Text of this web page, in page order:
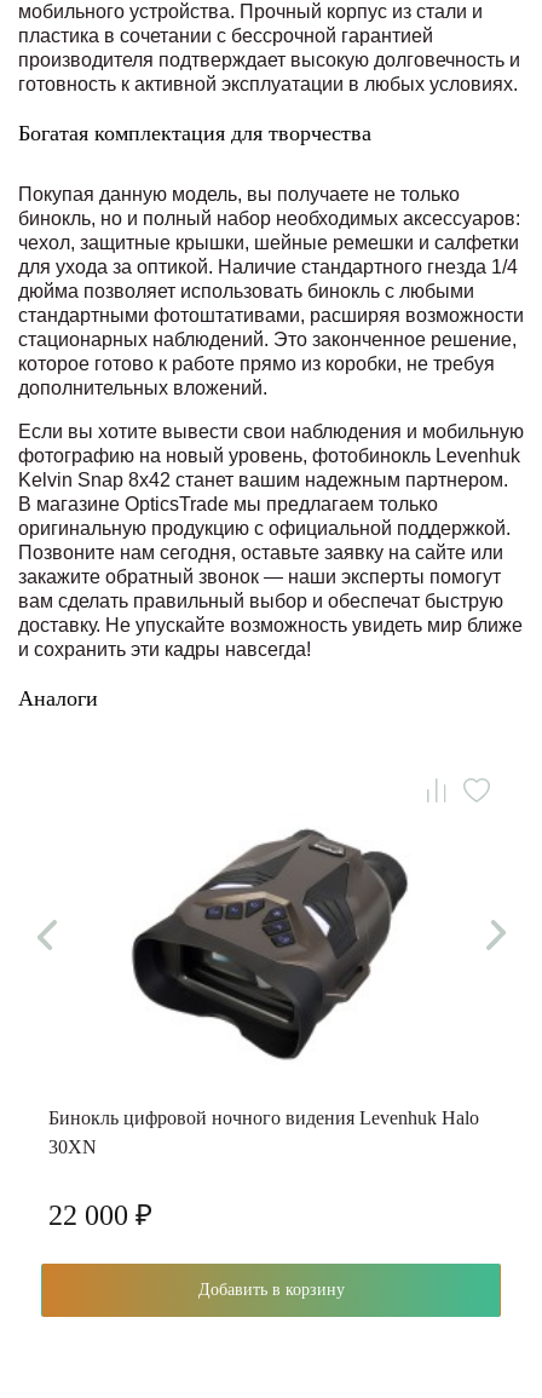
мобильного устройства. Прочный корпус из стали и
пластика в сочетании с бессрочной гарантией
производителя подтверждает высокую долговечность и
готовность к активной эксплуатации в любых условиях.
Богатая комплектация для творчества
Покупая данную модель, вы получаете не только
бинокль, но и полный набор необходимых аксессуаров:
чехол, защитные крышки, шейные ремешки и салфетки
для ухода за оптикой. Наличие стандартного гнезда 1/4
дюйма позволяет использовать бинокль с любыми
стандартными фотоштативами, расширяя возможности
стационарных наблюдений. Это законченное решение,
которое готово к работе прямо из коробки, не требуя
дополнительных вложений.
Если вы хотите вывести свои наблюдения и мобильную
фотографию на новый уровень, фотобинокль Levenhuk
Kelvin Snap 8x42 станет вашим надежным партнером.
В магазине OpticsTrade мы предлагаем только
оригинальную продукцию с официальной поддержкой.
Позвоните нам сегодня, оставьте заявку на сайте или
закажите обратный звонок — наши эксперты помогут
вам сделать правильный выбор и обеспечат быструю
доставку. Не упускайте возможность увидеть мир ближе
и сохранить эти кадры навсегда!
Аналоги
Бинокль цифровой ночного видения Levenhuk Halo
30XN
22 000 ₽
Добавить в корзину